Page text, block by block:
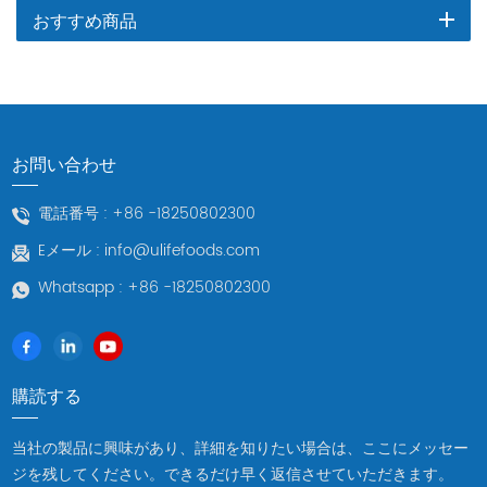
おすすめ商品
お問い合わせ
電話番号 : +86 -18250802300
Eメール : info@ulifefoods.com
Whatsapp : +86 -18250802300
購読する
当社の製品に興味があり、詳細を知りたい場合は、ここにメッセー
ジを残してください。できるだけ早く返信させていただきます。